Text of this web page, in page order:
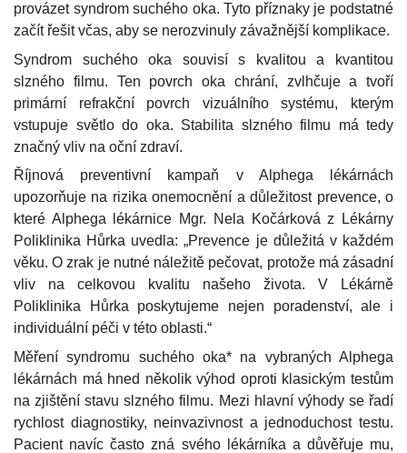
provázet syndrom suchého oka. Tyto příznaky je podstatné
začít řešit včas, aby se nerozvinuly závažnější komplikace.
Syndrom suchého oka souvisí s kvalitou a kvantitou
slzného filmu. Ten povrch oka chrání, zvlhčuje a tvoří
primární refrakční povrch vizuálního systému, kterým
vstupuje světlo do oka. Stabilita slzného filmu má tedy
značný vliv na oční zdraví.
Říjnová preventivní kampaň v Alphega lékárnách
upozorňuje na rizika onemocnění a důležitost prevence, o
které Alphega lékárnice Mgr. Nela Kočárková z Lékárny
Poliklinika Hůrka uvedla: „Prevence je důležitá v každém
věku. O zrak je nutné náležitě pečovat, protože má zásadní
vliv na celkovou kvalitu našeho života. V Lékárně
Poliklinika Hůrka poskytujeme nejen poradenství, ale i
individuální péči v této oblasti.“
Měření syndromu suchého oka* na vybraných Alphega
lékárnách má hned několik výhod oproti klasickým testům
na zjištění stavu slzného filmu. Mezi hlavní výhody se řadí
rychlost diagnostiky, neinvazivnost a jednoduchost testu.
Pacient navíc často zná svého lékárníka a důvěřuje mu,